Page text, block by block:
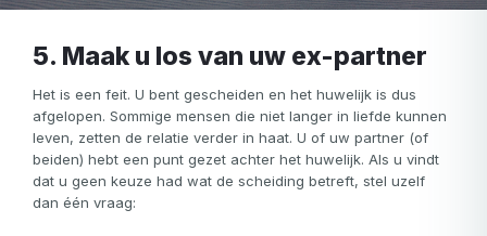
5. Maak u los van uw ex-partner
Het is een feit. U bent gescheiden en het huwelijk is dus
afgelopen. Sommige mensen die niet langer in liefde kunnen
leven, zetten de relatie verder in haat. U of uw partner (of
beiden) hebt een punt gezet achter het huwelijk. Als u vindt
dat u geen keuze had wat de scheiding betreft, stel uzelf
dan één vraag: